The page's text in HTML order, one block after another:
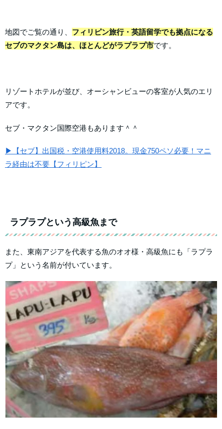
地図でご覧の通り、 フィリピン旅行・英語留学でも拠点になる
セブのマクタン島は、ほとんどがラプラプ市です。
リゾートホテルが並び、オーシャンビューの客室が人気のエリ
アです。
セブ・マクタン国際空港もあります＾＾
▶【セブ】出国税・空港使用料2018。現金750ペソ必要！マニ
ラ経由は不要【フィリピン】
ラプラプという高級魚まで
また、東南アジアを代表する魚のオオ様・高級魚にも「ラプラ
プ」という名前が付いています。